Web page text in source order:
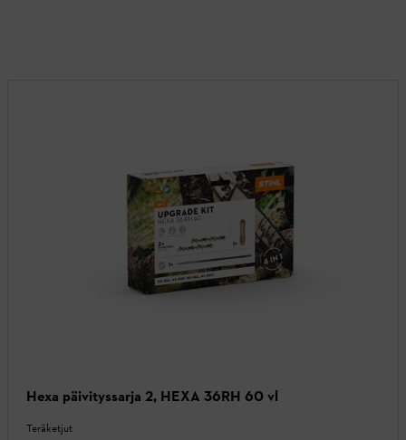
Hexa päivityssarja 2, HEXA 36RH 60 vl
Teräketjut